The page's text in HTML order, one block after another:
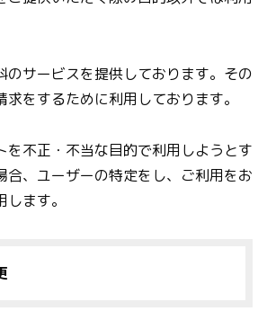
のサービスを提供しております。その
をするために利用しております。
を不正・不当な目的で利用しようとす
合、ユーザーの特定をし、ご利用をお
ます。